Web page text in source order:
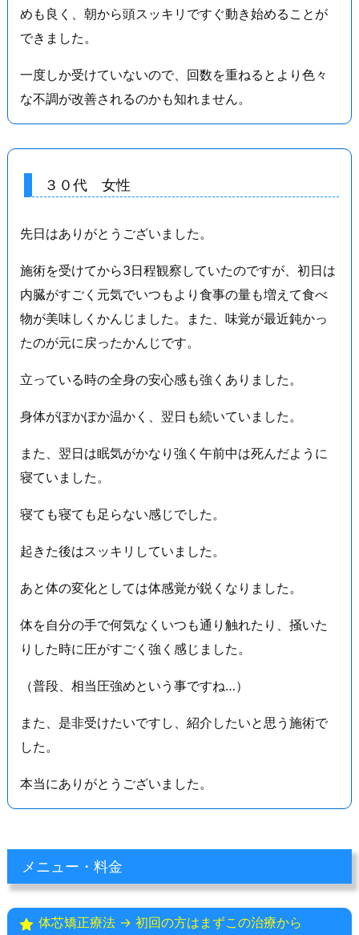
めも良く、朝から頭スッキリですぐ動き始めることが
できました。
一度しか受けていないので、回数を重ねるとより色々
な不調が改善されるのかも知れません。
３０代 女性
先日はありがとうございました。
施術を受けてから3日程観察していたのですが、初日は
内臓がすごく元気でいつもより食事の量も増えて食べ
物が美味しくかんじました。また、味覚が最近鈍かっ
たのが元に戻ったかんじです。
立っている時の全身の安心感も強くありました。
身体がぽかぽか温かく、翌日も続いていました。
また、翌日は眠気がかなり強く午前中は死んだように
寝ていました。
寝ても寝ても足らない感じでした。
起きた後はスッキリしていました。
あと体の変化としては体感覚が鋭くなりました。
体を自分の手で何気なくいつも通り触れたり、掻いた
りした時に圧がすごく強く感じました。
（普段、相当圧強めという事ですね…）
また、是非受けたいですし、紹介したいと思う施術で
した。
本当にありがとうございました。
メニュー・料金
体芯矯正療法 → 初回の方はまずこの治療から